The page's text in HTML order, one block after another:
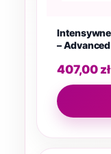
–
407,00 zł